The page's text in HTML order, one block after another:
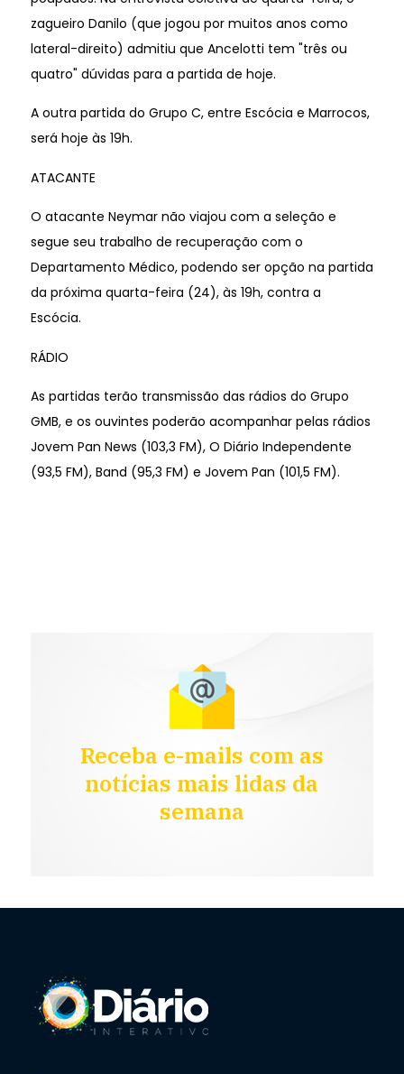
zagueiro Danilo (que jogou por muitos anos como
lateral-direito) admitiu que Ancelotti tem "três ou
quatro" dúvidas para a partida de hoje.
A outra partida do Grupo C, entre Escócia e Marrocos,
será hoje às 19h.
ATACANTE
O atacante Neymar não viajou com a seleção e
segue seu trabalho de recuperação com o
Departamento Médico, podendo ser opção na partida
da próxima quarta-feira (24), às 19h, contra a
Escócia.
RÁDIO
As partidas terão transmissão das rádios do Grupo
GMB, e os ouvintes poderão acompanhar pelas rádios
Jovem Pan News (103,3 FM), O Diário Independente
(93,5 FM), Band (95,3 FM) e Jovem Pan (101,5 FM).
Receba e-mails com as
notícias mais lidas da
semana